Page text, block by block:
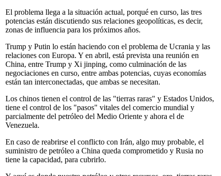
El problema llega a la situación actual, porqué en curso, las tres
potencias están discutiendo sus relaciones geopolíticas, es decir,
zonas de influencia para los próximos años.
Trump y Putin lo están haciendo con el problema de Ucrania y las
relaciones con Europa. Y en abril, está prevista una reunión en
China, entre Trump y Xi jinping, como culminación de las
negociaciones en curso, entre ambas potencias, cuyas economías
están tan interconectadas, que ambas se necesitan.
Los chinos tienen el control de las "tierras raras" y Estados Unidos,
tiene el control de los "pasos" vitales del comercio mundial y
parcialmente del petróleo del Medio Oriente y ahora el de
Venezuela.
En caso de reabrirse el conflicto con Irán, algo muy probable, el
suministro de petróleo a China queda comprometido y Rusia no
tiene la capacidad, para cubrirlo.